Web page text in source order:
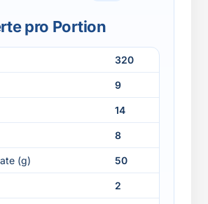
pro Portion
320
9
14
8
(g) 50
2